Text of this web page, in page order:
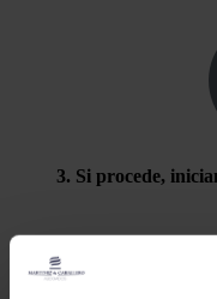
3. Si procede,